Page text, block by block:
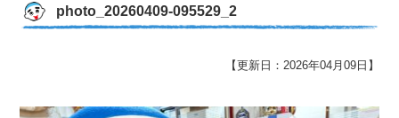
photo_20260409-095529_2
【更新日：2026年04月09日】